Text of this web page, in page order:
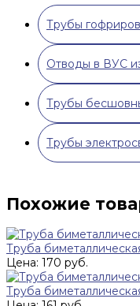
Трубы
Отводы в ВУС
Трубы
Трубы
Похожие
Труба
Цена: 170 руб.
Труба